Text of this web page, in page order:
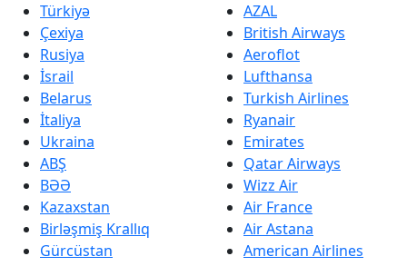
Türkiyə
Çexiya
Rusiya
İsrail
Belarus
İtaliya
Ukraina
ABŞ
BƏƏ
Kazaxstan
Birləşmiş Krallıq
Gürcüstan
AZAL
British Airways
Aeroflot
Lufthansa
Turkish Airlines
Ryanair
Emirates
Qatar Airways
Wizz Air
Air France
Air Astana
American Airlines